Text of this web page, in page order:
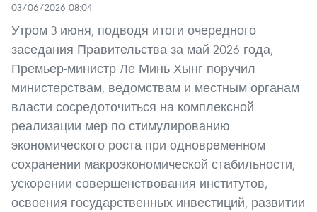
03/06/2026 08:04
Утром 3 июня, подводя итоги очередного
заседания Правительства за май 2026 года,
Премьер-министр Ле Минь Хынг поручил
министерствам, ведомствам и местным органам
власти сосредоточиться на комплексной
реализации мер по стимулированию
экономического роста при одновременном
сохранении макроэкономической стабильности,
ускорении совершенствования институтов,
освоения государственных инвестиций, развитии